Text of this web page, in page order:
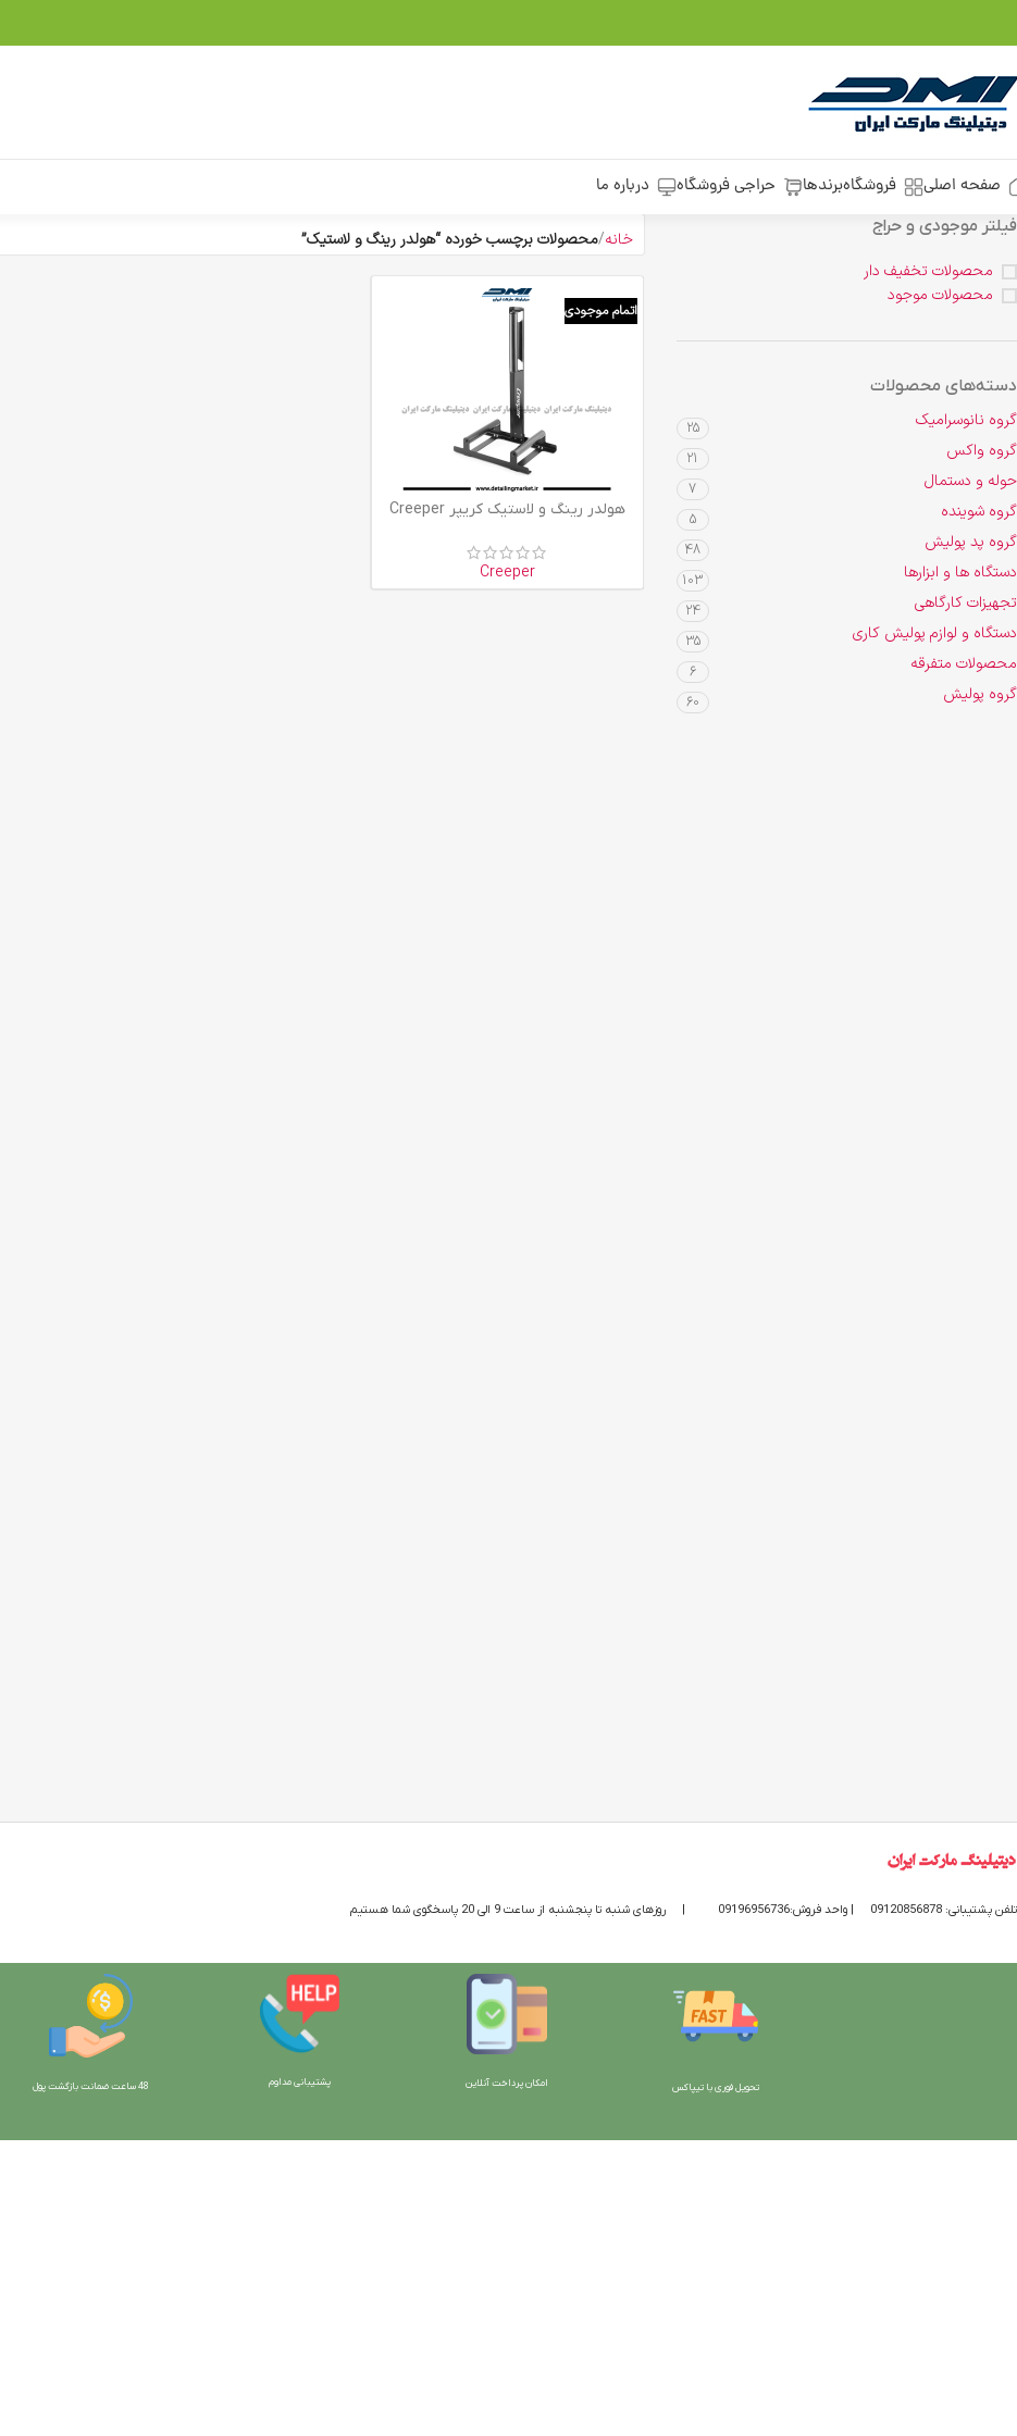
صفحه اصلی فروشگاهبرندها حراجی فروشگاه درباره ما
فیلتر موجودی و حراج
محصولات تخفیف دار
محصولات موجود
دسته‌های محصولات
گروه نانوسرامیک 25
گروه واکس 21
حوله و دستمال 7
گروه شوینده 5
گروه پد پولیش 48
دستگاه ها و ابزارها 103
تجهیزات کارگاهی 24
دستگاه و لوازم پولیش کاری 35
محصولات متفرقه 6
گروه پولیش 60
خانه محصولات برچسب خورده “هولدر رینگ و لاستیک”
اتمام موجودی
اطلاعات بیشتر
هولدر رینگ و لاستیک کریپر Creeper
Creeper
تلفن پشتیبانی: 09120856878 | واحد فروش:09196956736 | روزهای شنبه تا پنجشنبه از ساعت 9 الی 20 پاسخگوی شما هستیم
تحویل فوری با تیپاکس امکان پرداخت آنلاین پشتیبانی مداوم 48 ساعت ضمانت بازگش ت پول